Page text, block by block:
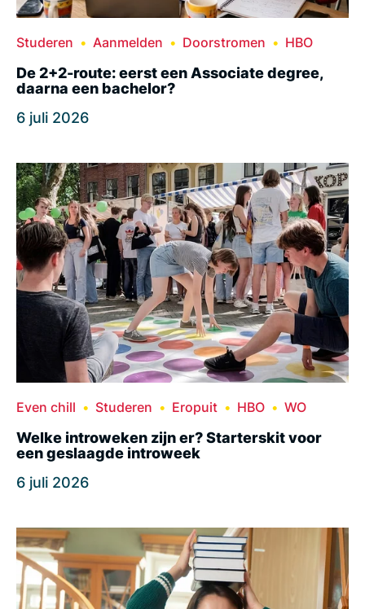
Studeren Aanmelden Doorstromen HBO
De 2+2-route: eerst een Associate degree,
daarna een bachelor?
6 juli 2026
Even chill Studeren Eropuit HBO WO
Welke introweken zijn er? Starterskit voor
een geslaagde introweek
6 juli 2026